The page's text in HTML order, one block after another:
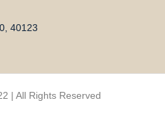
40123
| All Rights Reserved